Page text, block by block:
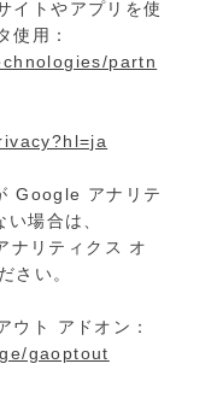
イトやアプリを使
使用：
partn
Google アナリテ
場合は、
リティクス オ
さい。
ト アドオン：
gaoptout